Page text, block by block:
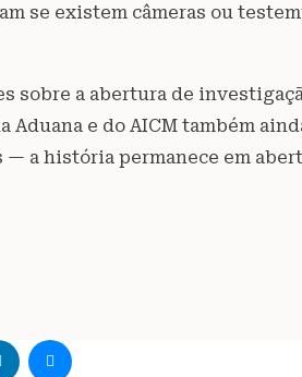
se existem câmeras ou
sobre a abertura de
Aduana e do AICM também
a história permanece em